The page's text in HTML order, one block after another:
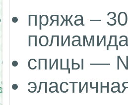
пряжа –
спицы —